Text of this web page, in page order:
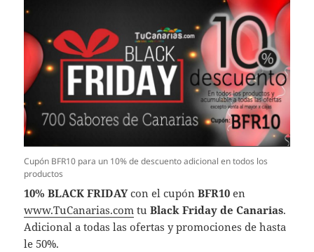
Cupón BFR10 para un 10% de descuento adicional en todos los
productos
10% BLACK FRIDAYcon el cupónBFR10 en
www.TuCanarias.com tuBlack Friday de Canarias.
Adicional a todas las ofertas y promociones de hasta
le 50%.